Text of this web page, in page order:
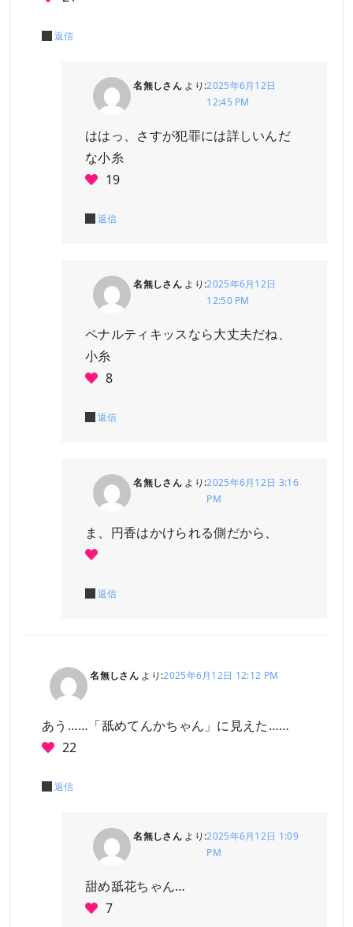
返信
名無しさん より:2025年6月12日
12:45 PM
ははっ、さすが犯罪には詳しいんだ
な小糸
19
返信
名無しさん より:2025年6月12日
12:50 PM
ペナルティキッスなら大丈夫だね、
小糸
8
返信
名無しさん より:2025年6月12日 3:16
PM
ま、円香はかけられる側だから、
返信
名無しさん より:2025年6月12日 12:12 PM
あう……「舐めてんかちゃん」に見えた……
22
返信
名無しさん より:2025年6月12日 1:09
PM
甜め舐花ちゃん…
7